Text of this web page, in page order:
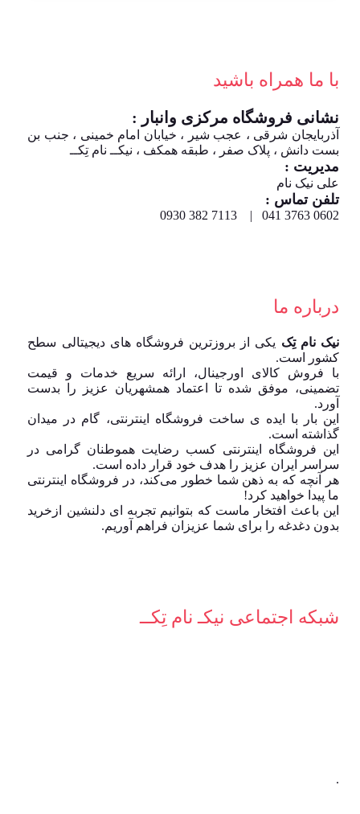
با ما همراه باشید
نشانی فروشگاه مرکزی وانبار :
آذربایجان شرقی ، عجب شیر ، خیابان امام خمینی ، جنب بن
بست دانش ، پلاک صفر ، طبقه همکف ، نیکــ نام تِکــ
مدیریت :
علی نیک نام
تلفن تماس :
0602 3763 041 | 7113 382 0930
درباره ما
نیک نام تِک یکی از بروزترین فروشگاه های دیجیتالی سطح
کشور است.
با فروش کالای اورجینال، ارائه سریع خدمات و قیمت
تضمینی، موفق شده تا اعتماد همشهریان عزیز را بدست
آورد.
این بار با ایده ی ساخت فروشگاه اینترنتی، گام در میدان
گذاشته است.
این فروشگاه اینترنتی کسب رضایت هموطنان گرامی در
سراسر ایران عزیز را هدف خود قرار داده است.
هر آنچه که به ذهن شما خطور می‌کند، در فروشگاه اینترنتی
ما پیدا خواهید کرد!
این باعث افتخار ماست که بتوانیم تجربه ای دلنشین ازخرید
بدون دغدغه را برای شما عزیزان فراهم آوریم.
شبکه‌ اجتماعی نیکـ نام تِکــ
.